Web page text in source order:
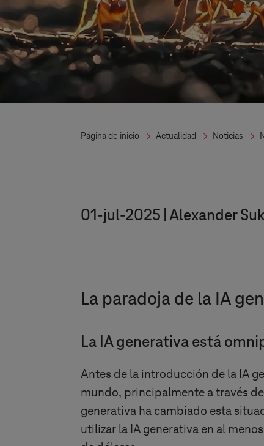
Página de inicio Actualidad Noticias
01-jul-2025 Alexander
La paradoja de la IA
La IA generativa está
Antes de la introducción de la IA
mundo, principalmente a través
generativa ha cambiado esta
utilizar la IA generativa en al